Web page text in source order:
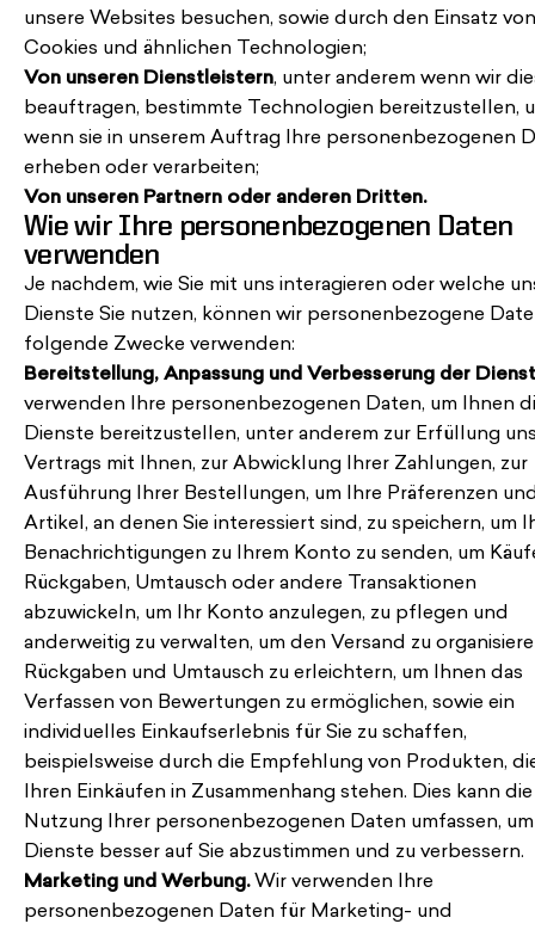
unsere Websites besuchen, sowie durch den Einsatz von
Cookies und ähnlichen Technologien;
Von unseren Dienstleistern, unter anderem wenn wir
beauftragen, bestimmte Technologien bereitzustellen,
wenn sie in unserem Auftrag Ihre personenbezogenen
erheben oder verarbeiten;
Von unseren Partnern oder anderen Dritten.
Wie wir Ihre personenbezogenen Daten
verwenden
Je nachdem, wie Sie mit uns interagieren oder welche
Dienste Sie nutzen, können wir personenbezogene
folgende Zwecke verwenden:
Bereitstellung, Anpassung und Verbesserung der
verwenden Ihre personenbezogenen Daten, um Ihnen
Dienste bereitzustellen, unter anderem zur Erfüllung
Vertrags mit Ihnen, zur Abwicklung Ihrer Zahlungen, zur
Ausführung Ihrer Bestellungen, um Ihre Präferenzen
Artikel, an denen Sie interessiert sind, zu speichern, um
Benachrichtigungen zu Ihrem Konto zu senden, um
Rückgaben, Umtausch oder andere Transaktionen
abzuwickeln, um Ihr Konto anzulegen, zu pflegen und
anderweitig zu verwalten, um den Versand zu
Rückgaben und Umtausch zu erleichtern, um Ihnen das
Verfassen von Bewertungen zu ermöglichen, sowie ein
individuelles Einkaufserlebnis für Sie zu schaffen,
beispielsweise durch die Empfehlung von Produkten,
Ihren Einkäufen in Zusammenhang stehen. Dies kann die
Nutzung Ihrer personenbezogenen Daten umfassen,
Dienste besser auf Sie abzustimmen und zu verbessern.
Marketing und Werbung.Wir verwenden Ihre
personenbezogenen Daten für Marketing- und